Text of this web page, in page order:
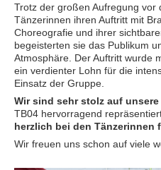
Trotz der großen Aufregung vor
Tänzerinnen ihren Auftritt mit
Choreografie und ihrer
begeisterten sie das Publikum
Atmosphäre. Der Auftritt wurde
ein verdienter Lohn für die
Einsatz der Gruppe.
Wir sind sehr stolz auf unsere
TB04 hervorragend
herzlich bei den Tänzerinnen
Wir freuen uns schon auf viele